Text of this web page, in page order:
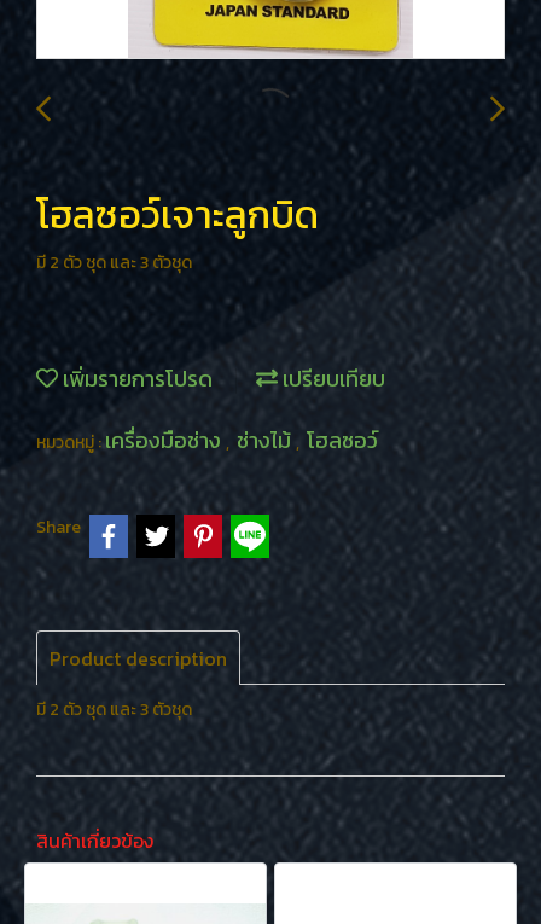
โฮลซอว์เจาะลูกบิด
มี 2 ตัว ชุด และ 3 ตัวชุด
เพิ่มรายการโปรด เปรียบเทียบ
หมวดหมู่ :เครื่องมือช่าง , ช่างไม้ , โฮลซอว์
Share
Product description
มี 2 ตัว ชุด และ 3 ตัวชุด
สินค้าเกี่ยวข้อง